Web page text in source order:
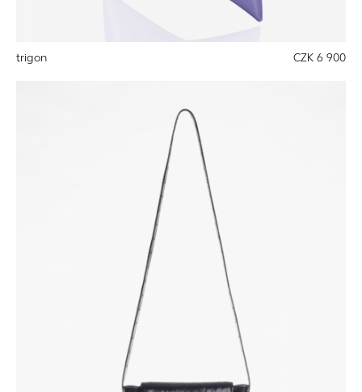
trigon CZK 6 900